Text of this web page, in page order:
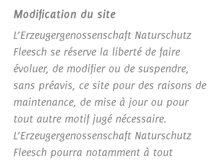
Modification du site
L’Erzeugergenossenschaft Naturschutz
Fleesch se réserve la liberté de faire
évoluer, de modifier ou de suspendre,
sans préavis, ce site pour des raisons de
maintenance, de mise à jour ou pour
tout autre motif jugé nécessaire.
L’Erzeugergenossenschaft Naturschutz
Fleesch pourra notamment à tout